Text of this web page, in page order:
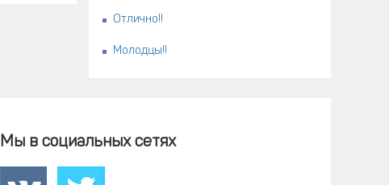
Отлично!!
Молодцы!!
Мы в социальных сетях